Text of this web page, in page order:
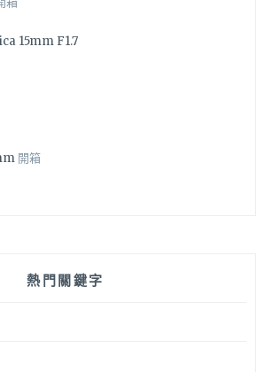
15mm F1.7
開箱
熱門關鍵字